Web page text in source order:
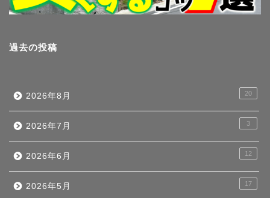
過去の投稿
2026年8月 20
2026年7月 3
2026年6月 12
2026年5月 17